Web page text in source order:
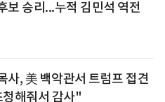
보 승리...누적 김민석 역전
사, 美 백악관서 트럼프 접견
해줘서 감사"